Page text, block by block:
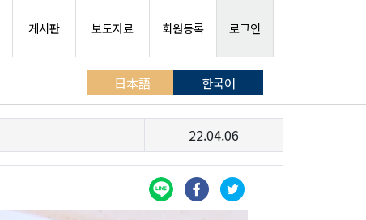
게시판 보도자료 회원등록 로그인
日本語 한국어
22.04.06